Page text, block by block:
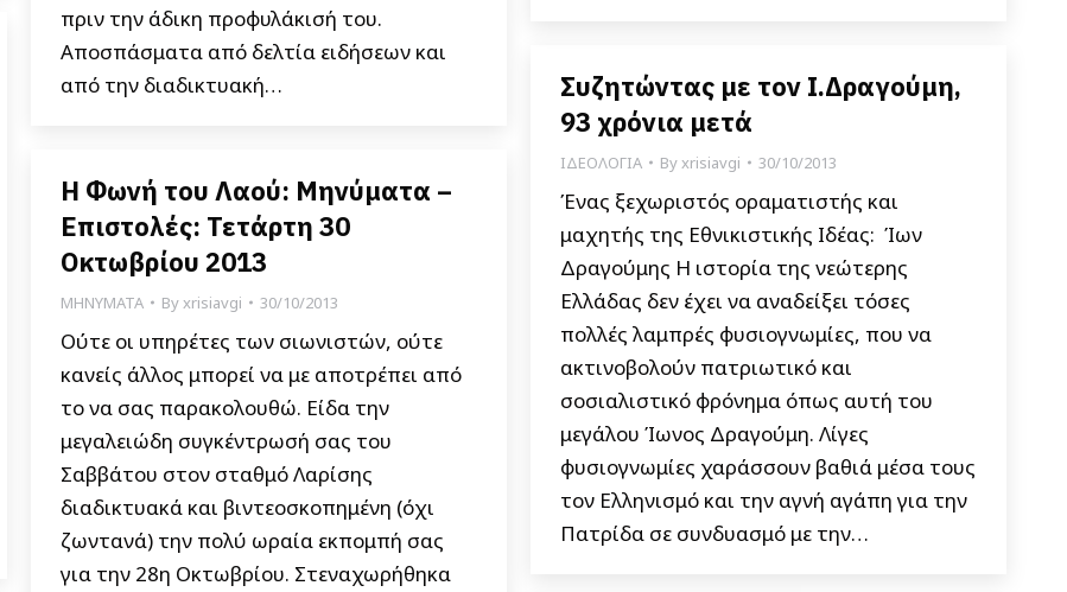
πριν την άδικη προφυλάκισή του.
Αποσπάσματα από δελτία ειδήσεων και
από την διαδικτυακή…
Συζητώντας με τον Ι.Δραγούμη,
93 χρόνια μετά
ΙΔΕΟΛΟΓΙΑ Byxrisiavgi 30/10/2013
Ένας ξεχωριστός οραματιστής και
μαχητής της Εθνικιστικής Ιδέας: Ίων
Δραγούμης Η ιστορία της νεώτερης
Ελλάδας δεν έχει να αναδείξει τόσες
πολλές λαμπρές φυσιογνωμίες, που να
ακτινοβολούν πατριωτικό και
σοσιαλιστικό φρόνημα όπως αυτή του
μεγάλου Ίωνος Δραγούμη. Λίγες
φυσιογνωμίες χαράσσουν βαθιά μέσα τους
τον Ελληνισμό και την αγνή αγάπη για την
Πατρίδα σε συνδυασμό με την…
Η Φωνή του Λαού: Μηνύματα –
Επιστολές: Τετάρτη 30
Οκτωβρίου 2013
ΜΗΝΥΜΑΤΑ Byxrisiavgi 30/10/2013
Ούτε οι υπηρέτες των σιωνιστών, ούτε
κανείς άλλος μπορεί να με αποτρέπει από
το να σας παρακολουθώ. Είδα την
μεγαλειώδη συγκέντρωσή σας του
Σαββάτου στον σταθμό Λαρίσης
διαδικτυακά και βιντεοσκοπημένη (όχι
ζωντανά) την πολύ ωραία εκπομπή σας
για την 28η Οκτωβρίου. Στεναχωρήθηκα